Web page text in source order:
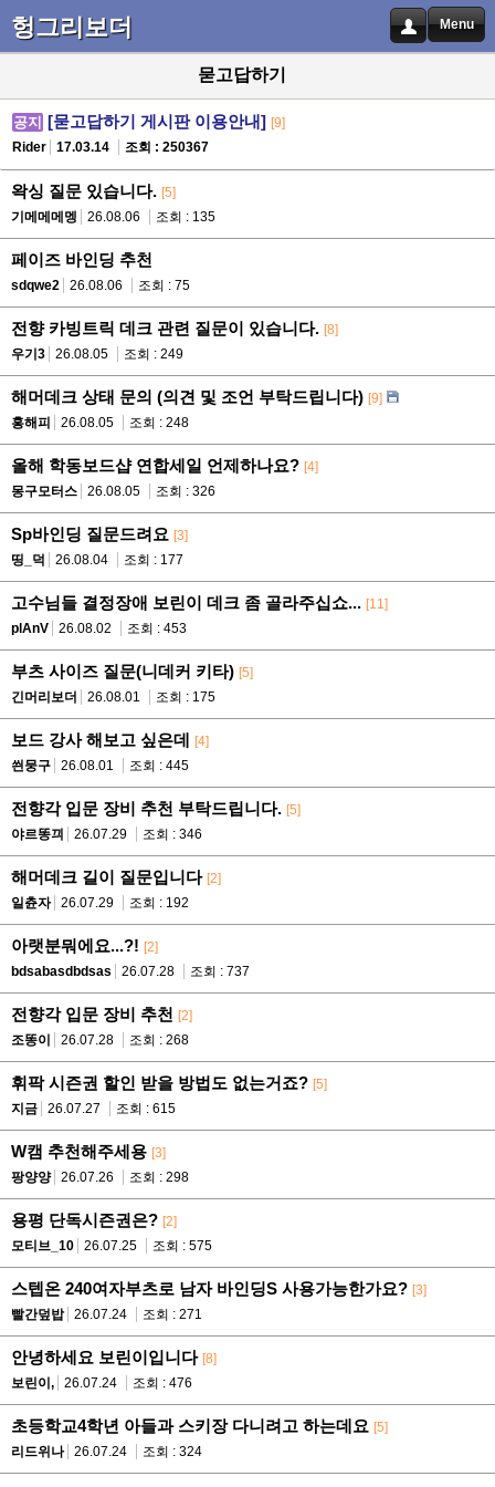
헝그리보더 Menu
묻고답하기
공지 [묻고답하기 게시판 이용안내] [9]
Rider
17.03.14 조회 : 250367
왁싱 질문 있습니다. [5]
기메메메멩
26.08.06 조회 : 135
페이즈 바인딩 추천
sdqwe2 26.08.06 조회 : 75
전향 카빙트릭 데크 관련 질문이 있습니다. [8]
우기3
26.08.05 조회 : 249
해머데크 상태 문의 (의견 및 조언 부탁드립니다) [9]
홍해피
26.08.05 조회 : 248
올해 학동보드샵 연합세일 언제하나요? [4]
몽구모터스
26.08.05 조회 : 326
Sp바인딩 질문드려요 [3]
띵_덕
26.08.04 조회 : 177
고수님들 결정장애 보린이 데크 좀 골라주십쇼... [11]
plAnV
26.08.02 조회 : 453
부츠 사이즈 질문(니데커 키타) [5]
긴머리보더
26.08.01 조회 : 175
보드 강사 해보고 싶은데 [4]
씐뭉구
26.08.01 조회 : 445
전향각 입문 장비 추천 부탁드립니다. [5]
야르똥끠
26.07.29 조회 : 346
해머데크 길이 질문입니다 [2]
일츈자
26.07.29 조회 : 192
아랫분뭐에요...?! [2]
bdsabasdbdsas
26.07.28 조회 : 737
전향각 입문 장비 추천 [2]
조똥이
26.07.28 조회 : 268
휘팍 시즌권 할인 받을 방법도 없는거죠? [5]
지금
26.07.27 조회 : 615
W캠 추천해주세용 [3]
팡양양
26.07.26 조회 : 298
용평 단독시즌권은? [2]
모티브_10
26.07.25 조회 : 575
스텝온 240여자부츠로 남자 바인딩S 사용가능한가요? [3]
빨간덮밥
26.07.24 조회 : 271
안녕하세요 보린이입니다 [8]
보린이,
26.07.24 조회 : 476
초등학교4학년 아들과 스키장 다니려고 하는데요 [5]
리드위나
26.07.24 조회 : 324